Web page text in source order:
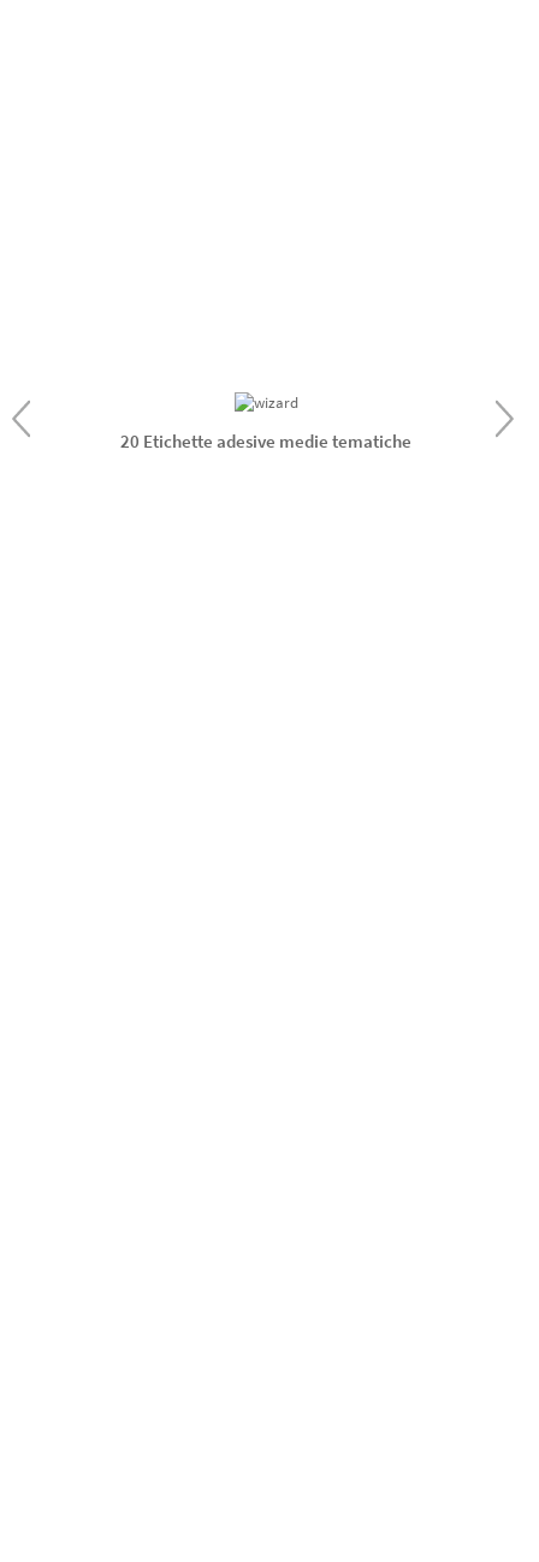
20 Etichette adesive medie tematiche